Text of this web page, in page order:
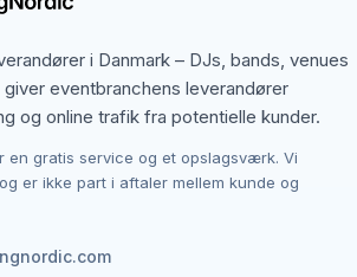
i Danmark – DJs, bands, venues
eventbranchens leverandører
og online trafik fra potentielle kunder.
en gratis service og et opslagsværk. Vi
er ikke part i aftaler mellem kunde og